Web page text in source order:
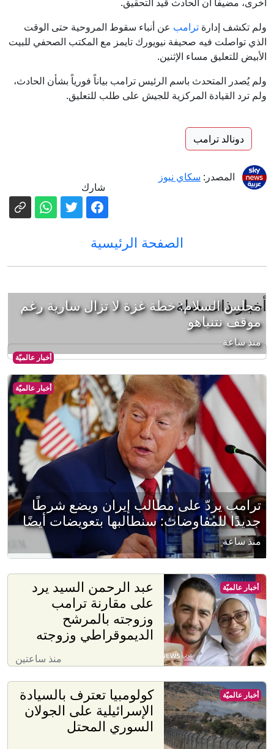
ولم تكشف إدارة ترامب عن أنباء سقوط المروحية حتى الوقت
الذي تواصلت فيه صحيفة نيويورك تايمز مع المكتب الصحفي للبيت
الأبيض للتعليق مساء الإثنين.
ولم يُصدر المتحدث باسم الرئيس ترامب بياناً فورياً بشأن الحادث،
ولم ترد القيادة المركزية للجيش على طلب للتعليق.
دونالد ترامب
المصدر: سكاي نيوز
شارك
الصفحة الرئيسية
أخبار ذات صلة
أخبار عالميّة
مجلس السلام: خطة غزة لا تزال سارية رغم
موقف نتنياهو
منذ ساعة
أخبار عالميّة
ترامب يردّ على مطالب إيران ويضع شرطًا
جديدًا للمفاوضات: سنطالبها بتعويضات أيضًا
منذ ساعة
عبد الرحمن السيد يرد
على مقارنة ترامب
وزوجته بالمرشح
الديموقراطي وزوجته
منذ ساعتين
أخبار عالميّة
كولومبيا تعترف بالسيادة
الإسرائيلية على الجولان
السوري المحتل
أخبار عالميّة